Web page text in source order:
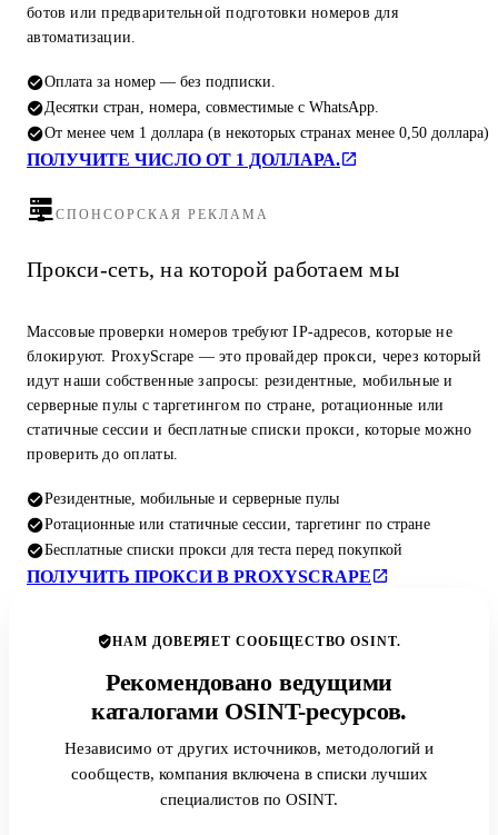
ботов или предварительной подготовки номеров для
автоматизации.
Оплата за номер — без подписки.
Десятки стран, номера, совместимые с WhatsApp.
От менее чем 1 доллара (в некоторых странах менее 0,50 доллара)
ПОЛУЧИТЕ ЧИСЛО ОТ 1 ДОЛЛАРА.
СПОНСОРСКАЯ РЕКЛАМА
Прокси-сеть, на которой работаем мы
Массовые проверки номеров требуют IP-адресов, которые не
блокируют. ProxyScrape — это провайдер прокси, через который
идут наши собственные запросы: резидентные, мобильные и
серверные пулы с таргетингом по стране, ротационные или
статичные сессии и бесплатные списки прокси, которые можно
проверить до оплаты.
Резидентные, мобильные и серверные пулы
Ротационные или статичные сессии, таргетинг по стране
Бесплатные списки прокси для теста перед покупкой
ПОЛУЧИТЬ ПРОКСИ В PROXYSCRAPE
НАМ ДОВЕРЯЕТ СООБЩЕСТВО OSINT.
Рекомендовано ведущими
каталогами OSINT-ресурсов.
Независимо от других источников, методологий и
сообществ, компания включена в списки лучших
специалистов по OSINT.